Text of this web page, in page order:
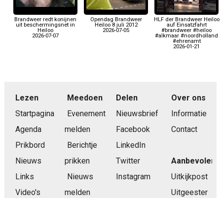
Brandweer redt konijnen
uit beschermingsnet in
Heiloo
2026-07-07
Opendag Brandweer
Heiloo 8 juli 2012
2026-07-05
HLF der Brandweer Heiloo
auf Einsatzfahrt
#brandweer #heiloo
#alkmaar #noordholland
#ehrenamt
2026-01-21
Lezen
Startpagina
Agenda
Prikbord
Nieuws
Links
Video's
Meedoen
Evenement
melden
Berichtje
prikken
Nieuws
melden
Delen
Nieuwsbrief
Facebook
LinkedIn
Twitter
Instagram
Over ons
Informatie
Contact
Aanbevolen
Uitkijkpost
Uitgeester